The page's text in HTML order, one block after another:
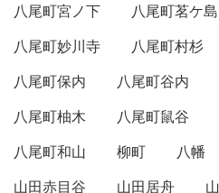
八尾町宮ノ下
八尾町茗ケ島
八尾町妙川寺
八尾町村杉
八尾町保内
八尾町谷内
八尾町柚木
八尾町鼠谷
八尾町和山
柳町 八幡
山田赤目谷
山田居舟